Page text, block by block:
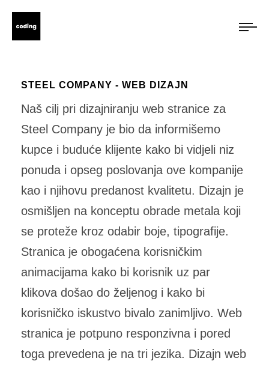
STEEL COMPANY - WEB DIZAJN
Naš cilj pri dizajniranju web stranice za
Steel Company je bio da informišemo
kupce i buduće klijente kako bi vidjeli niz
ponuda i opseg poslovanja ove kompanije
kao i njihovu predanost kvalitetu. Dizajn je
osmišljen na konceptu obrade metala koji
se proteže kroz odabir boje, tipografije.
Stranica je obogaćena korisničkim
animacijama kako bi korisnik uz par
klikova došao do željenog i kako bi
korisničko iskustvo bivalo zanimljivo. Web
stranica je potpuno responzivna i pored
toga prevedena je na tri jezika. Dizajn web